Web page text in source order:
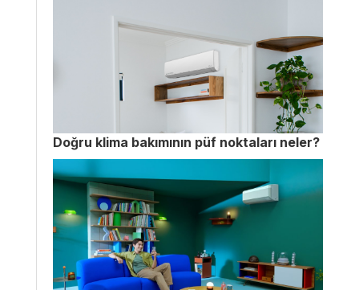
Doğru klima bakımının püf noktaları neler?